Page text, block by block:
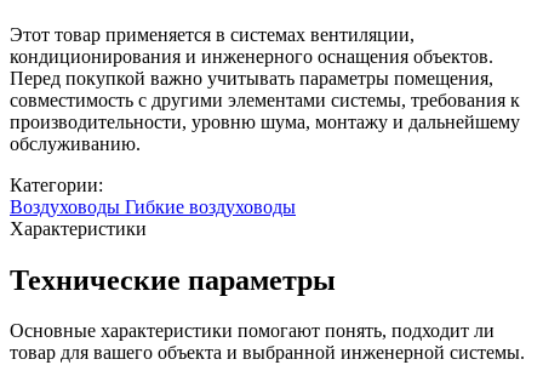
Этот товар применяется в системах вентиляции,
кондиционирования и инженерного оснащения объектов.
Перед покупкой важно учитывать параметры помещения,
совместимость с другими элементами системы, требования к
производительности, уровню шума, монтажу и дальнейшему
обслуживанию.
Категории:
Воздуховоды Гибкие воздуховоды
Характеристики
Технические параметры
Основные характеристики помогают понять, подходит ли
товар для вашего объекта и выбранной инженерной системы.